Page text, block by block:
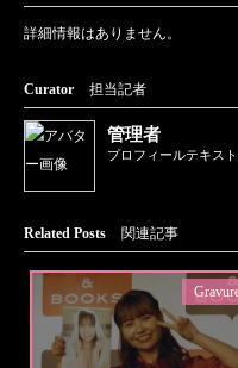
詳細情報はありません。
Curator 担当記者
管理者
プロフィールテキスト
Related Posts 関連記事